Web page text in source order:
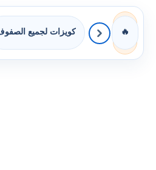
🔥 كويزات لجميع الصفوف